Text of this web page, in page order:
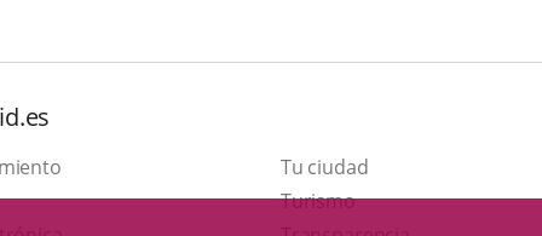
Tu ciudad
TurismoEste